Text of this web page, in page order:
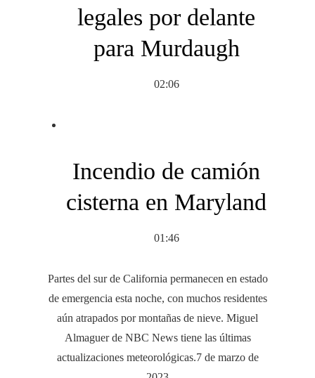
legales por delante
para Murdaugh
02:06
Incendio de camión
cisterna en Maryland
01:46
Partes del sur de California permanecen en estado
de emergencia esta noche, con muchos residentes
aún atrapados por montañas de nieve. Miguel
Almaguer de NBC News tiene las últimas
actualizaciones meteorológicas.7 de marzo de